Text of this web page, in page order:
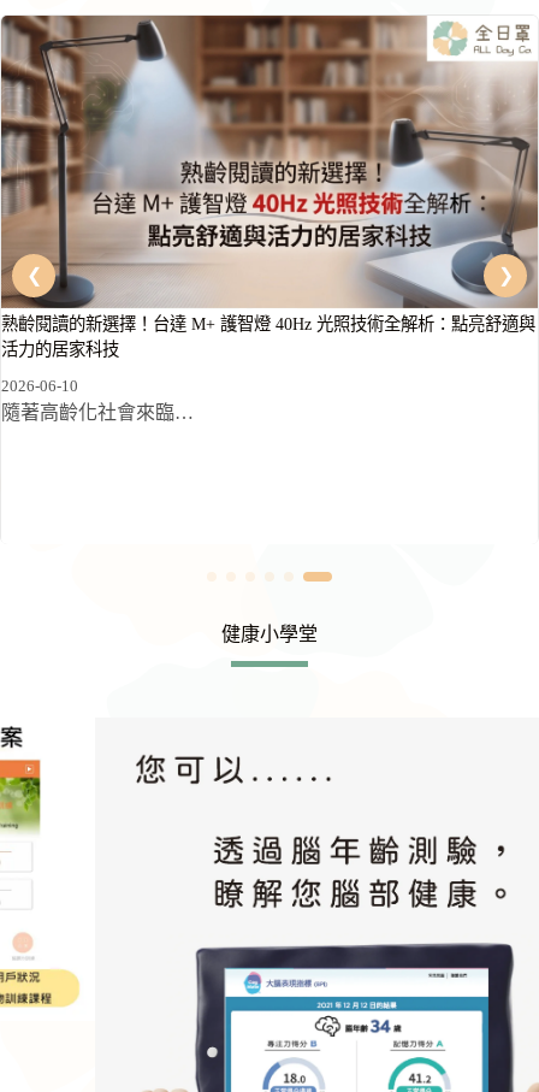
熟齡閱讀的新選擇！台達 M+ 護智燈 40Hz 光照技術全解析：點亮舒適與
活力的居家科技
2026-06-10
隨著高齡化社會來臨…
健康小學堂
Slide 4 of 4